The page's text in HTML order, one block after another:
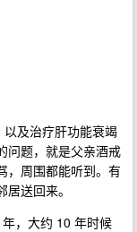
及治疗肝功能衰竭
问题，就是父亲酒戒
，周围都能听到。有
送回来。
，大约 10 年时候